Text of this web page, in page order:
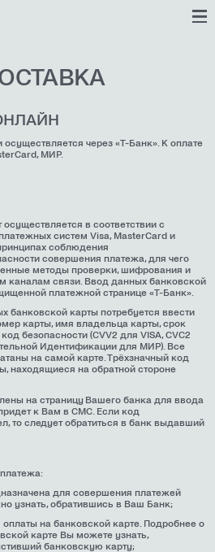
через «Т-Банк». К оплате
МИР.
осуществляется в соответствии с
систем Visa, MasterCard и
соблюдения
совершения платежа, для чего
методы проверки, шифрования и
каналам связи. Ввод данных банковской
платежной странице «Т-Банк».
банковской карты потребуется ввести
карты, имя владельца карты, срок
безопасности (CVV2 для VISA, CVC2
Идентификации для МИР). Все
на самой карте. Трёхзначный код
находящиеся на обратной стороне
на страницу Вашего банка для ввода
к Вам в СМС. Если код
то следует обратиться в банк выдавший
для совершения платежей
узнать, обратившись в Ваш Банк;
оплаты на банковской карте. Подробнее о
карте Вы можете узнать,
банковскую карту;